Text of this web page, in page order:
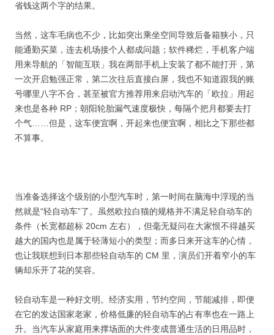
省钱这两个字的结果。
当然，这车毛病也不少，比如突出乘坐空间导致后备箱狭小，只
能通勤买菜，连去机场接个人都成问题；软件稀烂，手机客户端
用来导航的「智能互联」我在两部手机上安装了都不能打开，第
一次开启勉强正常，第二次往后直接白屏，我也不知道跟我的账
号哪里八字不合，甚至被官方推荐用来启动汽车的「欧拉」用起
来也是各种 RP；朝阳轮胎漏气速度极快，每隔个把月都要去打
个气……但是，这车便宜啊，开起来也便宜啊，相比之下那些都
不算事。
当准备选择这个级别的小型汽车时，第一时间在脑海中浮现的当
然就是“轻自动车”了。虽然欧拉白猫的规格并不满足轻自动车的
条件（长宽都超标 20cm 左右），但毫无疑问在大家恨不得越买
越大的国内也是属于轻薄短小的类型；而多日来开这车的心情，
也让我联想到日本那些轻自动车的 CM 里，演员们开着窄小的车
辆却乐开了花的笑容。
轻自动车是一种好文明。经济实用，节约空间，节能减排，即便
在它的发达国家老家，价格低廉的轻自动车的占有率也在一路上
升。当汽车从家庭用来撑场面的大件变成普通生活的日用品时，